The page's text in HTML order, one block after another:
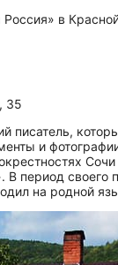
35
писатель,
и
В период
на родной